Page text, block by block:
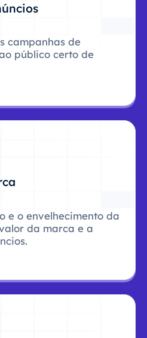
campanhas de
público certo de
e o envelhecimento da
da marca e a